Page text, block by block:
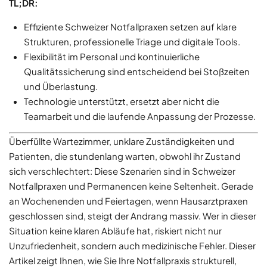
TL;DR:
Effiziente Schweizer Notfallpraxen setzen auf klare
Strukturen, professionelle Triage und digitale Tools.
Flexibilität im Personal und kontinuierliche
Qualitätssicherung sind entscheidend bei Stoßzeiten
und Überlastung.
Technologie unterstützt, ersetzt aber nicht die
Teamarbeit und die laufende Anpassung der Prozesse.
Überfüllte Wartezimmer, unklare Zuständigkeiten und
Patienten, die stundenlang warten, obwohl ihr Zustand
sich verschlechtert: Diese Szenarien sind in Schweizer
Notfallpraxen und Permanencen keine Seltenheit. Gerade
an Wochenenden und Feiertagen, wenn Hausarztpraxen
geschlossen sind, steigt der Andrang massiv. Wer in dieser
Situation keine klaren Abläufe hat, riskiert nicht nur
Unzufriedenheit, sondern auch medizinische Fehler. Dieser
Artikel zeigt Ihnen, wie Sie Ihre Notfallpraxis strukturell,